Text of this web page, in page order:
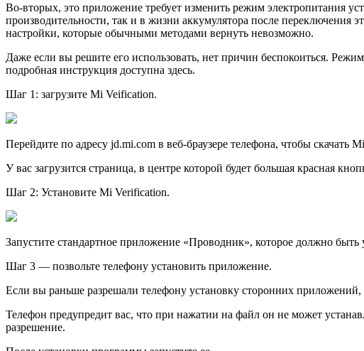
Во-вторых, это приложение требует изменить режим электропитания
производительности, так и в жизни аккумулятора после переключения
настройки, которые обычными методами вернуть невозможно.
Даже если вы решите его использовать, нет причин беспокоиться.
подробная инструкция доступна здесь.
Шаг 1: загрузите Mi Veification.
Перейдите по адресу jd.mi.com в веб-браузере телефона, чтобы скачать
У вас загрузится страница, в центре которой будет большая красная
Шаг 2: Установите Mi Verification.
Запустите стандартное приложение «Проводник», которое должно
Шаг 3 — позвольте телефону установить приложение.
Если вы раньше разрешали телефону установку сторонних
Телефон предупредит вас, что при нажатии на файл он не может
разрешение.